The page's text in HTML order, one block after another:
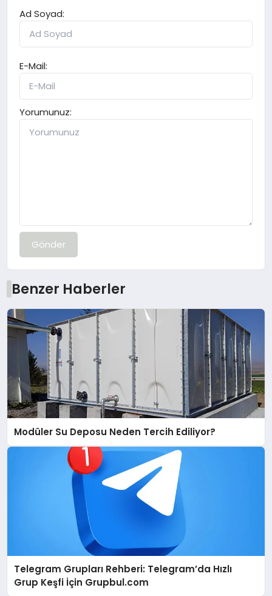
Ad Soyad:
E-Mail:
Yorumunuz:
Gönder
Benzer Haberler
Modüler Su Deposu Neden Tercih Ediliyor?
Telegram Grupları Rehberi: Telegram’da Hızlı
Grup Keşfi İçin Grupbul.com